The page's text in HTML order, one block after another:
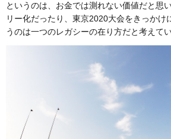
というのは、お金では測れない価値だと思
リー化だったり、東京2020大会をきっかけ
うのは一つのレガシーの在り方だと考えてい